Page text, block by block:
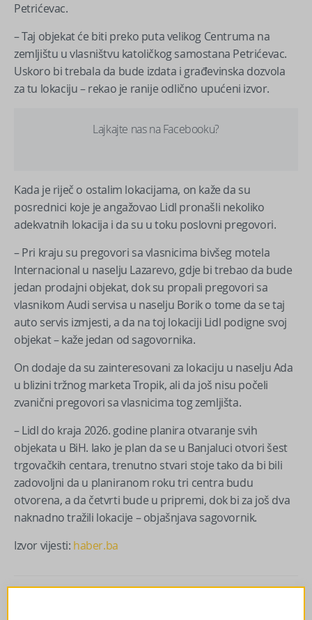
Petrićevac.
– Taj objekat će biti preko puta velikog Centruma na
zemljištu u vlasništvu katoličkog samostana Petrićevac.
Uskoro bi trebala da bude izdata i građevinska dozvola
za tu lokaciju – rekao je ranije odlično upućeni izvor.
Lajkajte nas na Facebooku?
Kada je riječ o ostalim lokacijama, on kaže da su
posrednici koje je angažovao Lidl pronašli nekoliko
adekvatnih lokacija i da su u toku poslovni pregovori.
– Pri kraju su pregovori sa vlasnicima bivšeg motela
Internacional u naselju Lazarevo, gdje bi trebao da bude
jedan prodajni objekat, dok su propali pregovori sa
vlasnikom Audi servisa u naselju Borik o tome da se taj
auto servis izmjesti, a da na toj lokaciji Lidl podigne svoj
objekat – kaže jedan od sagovornika.
On dodaje da su zainteresovani za lokaciju u naselju Ada
u blizini tržnog marketa Tropik, ali da još nisu počeli
zvanični pregovori sa vlasnicima tog zemljišta.
– Lidl do kraja 2026. godine planira otvaranje svih
objekata u BiH. Iako je plan da se u Banjaluci otvori šest
trgovačkih centara, trenutno stvari stoje tako da bi bili
zadovoljni da u planiranom roku tri centra budu
otvorena, a da četvrti bude u pripremi, dok bi za još dva
naknadno tražili lokacije – objašnjava sagovornik.
Izvor vijesti: haber.ba